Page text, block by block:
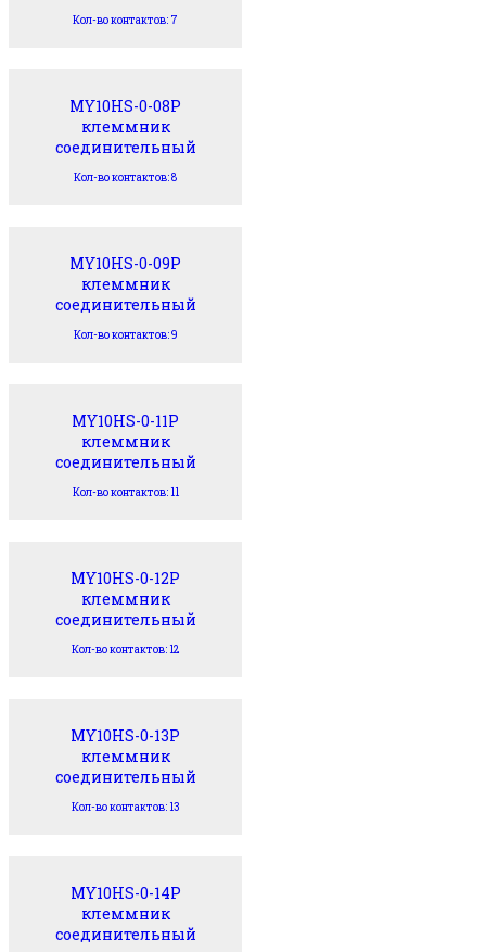
Кол-во контактов: 7
MY10HS-0-08P
клеммник
соединительный
Кол-во контактов: 8
MY10HS-0-09P
клеммник
соединительный
Кол-во контактов: 9
MY10HS-0-11P
клеммник
соединительный
Кол-во контактов: 11
MY10HS-0-12P
клеммник
соединительный
Кол-во контактов: 12
MY10HS-0-13P
клеммник
соединительный
Кол-во контактов: 13
MY10HS-0-14P
клеммник
соединительный